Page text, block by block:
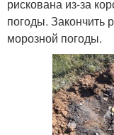
рискована из-за
погоды. Закончить
морозной погоды.